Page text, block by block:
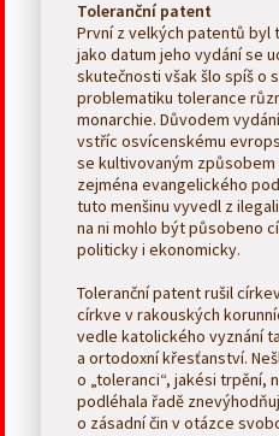
Toleranční patent
První z velkých patentů byl
jako datum jeho vydání se
skutečnosti však šlo spíš o
problematiku tolerance
monarchie. Důvodem
vstříc osvícenskému
se kultivovaným
zejména evangelického
tuto menšinu vyvedl z
na ni mohlo být působeno
politicky i ekonomicky.
Toleranční patent rušil
církve v rakouských
vedle katolického vyznání
a ortodoxní křesťanství.
o „toleranci“, jakési trpění,
podléhala řadě
o zásadní čin v otázce